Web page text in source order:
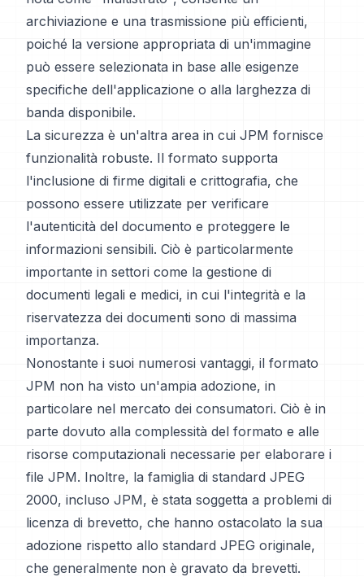
archiviazione e una trasmissione più efficienti,
poiché la versione appropriata di un'immagine
può essere selezionata in base alle esigenze
specifiche dell'applicazione o alla larghezza di
banda disponibile.
La sicurezza è un'altra area in cui JPM fornisce
funzionalità robuste. Il formato supporta
l'inclusione di firme digitali e crittografia, che
possono essere utilizzate per verificare
l'autenticità del documento e proteggere le
informazioni sensibili. Ciò è particolarmente
importante in settori come la gestione di
documenti legali e medici, in cui l'integrità e la
riservatezza dei documenti sono di massima
importanza.
Nonostante i suoi numerosi vantaggi, il formato
JPM non ha visto un'ampia adozione, in
particolare nel mercato dei consumatori. Ciò è in
parte dovuto alla complessità del formato e alle
risorse computazionali necessarie per elaborare i
file JPM. Inoltre, la famiglia di standard JPEG
2000, incluso JPM, è stata soggetta a problemi di
licenza di brevetto, che hanno ostacolato la sua
adozione rispetto allo standard JPEG originale,
che generalmente non è gravato da brevetti.